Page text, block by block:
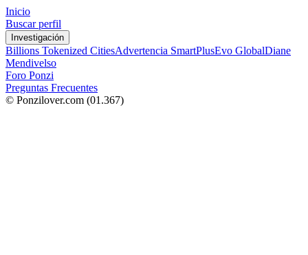
Inicio
Buscar perfil
Investigación
Billions Tokenized CitiesAdvertencia SmartPlusEvo GlobalDiane
Mendivelso
Foro Ponzi
Preguntas Frecuentes
© Ponzilover.com (01.367)